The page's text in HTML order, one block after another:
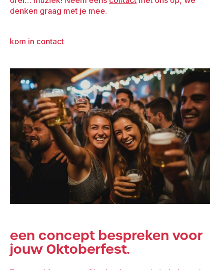
denken graag met je mee.
kom in contact
een concept bespreken voor
jouw Oktoberfest.